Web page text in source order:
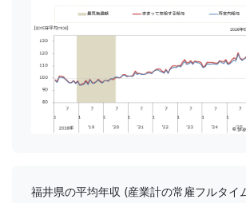
福井県の平均年収 (産業計の常雇フルタイ